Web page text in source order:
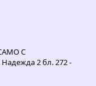
С
2 бл. 272 -